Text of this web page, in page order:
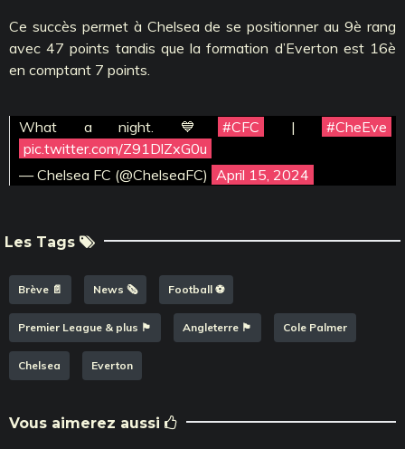
Ce succès permet à Chelsea de se positionner au 9è rang
avec 47 points tandis que la formation d’Everton est 16è
en comptant 7 points.
What a night. 💙 #CFC |
#CheEve
pic.twitter.com/Z91DlZxG0u
— Chelsea FC (@ChelseaFC) April 15, 2024
Les Tags
Brève 📄 News 🗞️ Football ⚽️
Premier League & plus 🏴󠁧󠁢󠁥󠁮󠁧󠁿 Angleterre 🏴󠁧󠁢󠁥󠁮󠁧󠁿 Cole Palmer
Chelsea Everton
Vous aimerez aussi